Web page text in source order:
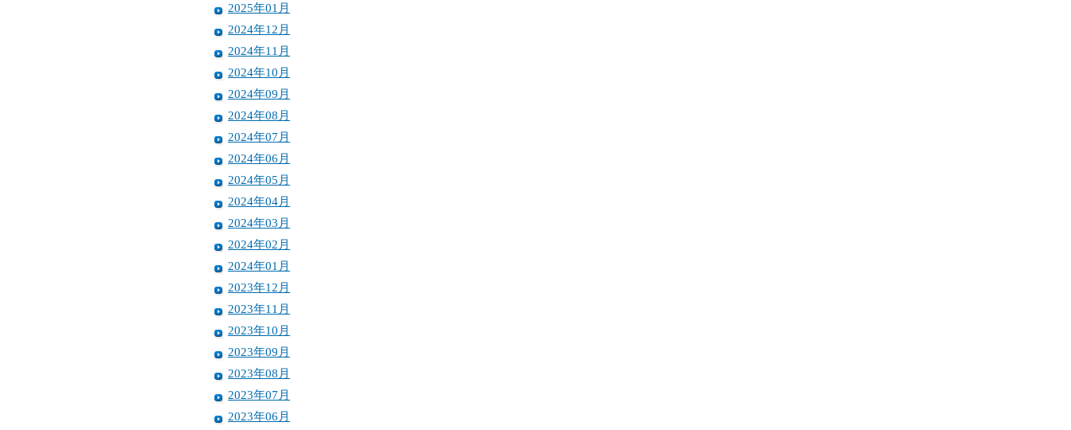
2025年01月
2024年12月
2024年11月
2024年10月
2024年09月
2024年08月
2024年07月
2024年06月
2024年05月
2024年04月
2024年03月
2024年02月
2024年01月
2023年12月
2023年11月
2023年10月
2023年09月
2023年08月
2023年07月
2023年06月